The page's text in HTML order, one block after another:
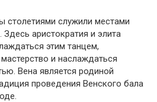
служили местами
аристократия и элита
этим танцем,
и наслаждаться
Вена является родиной
проведения Венского бала